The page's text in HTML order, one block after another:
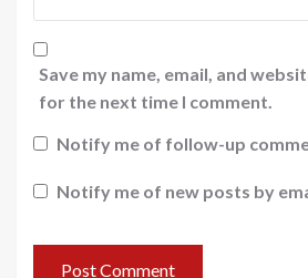
Save my name, email, and
for the next time I comment.
Notify me of follow-up
Notify me of new posts by